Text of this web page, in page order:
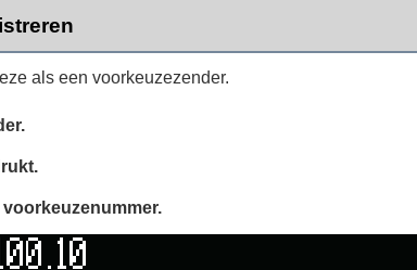
als een voorkeuzezender.